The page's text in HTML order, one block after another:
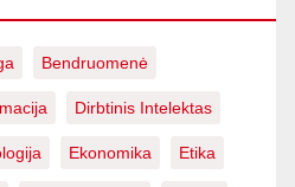
Bendruomenė
Dirbtinis Intelektas
Ekonomika Etika